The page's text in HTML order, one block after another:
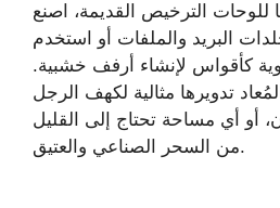
للوحات الترخيص القديمة، اصنع
البريد والملفات أو استخدم
كأقواس لإنشاء أرفف خشبية.
تدويرها مثالية لكهف الرجل
أو أي مساحة تحتاج إلى القليل
من السحر الصناعي والعتيق.